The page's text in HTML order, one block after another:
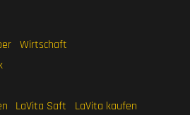
Wirtschaft
LaVita Saft
LaVita kaufen